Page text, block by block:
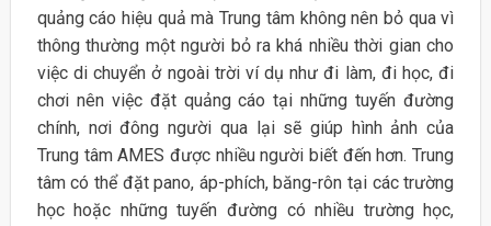
quảng cáo hiệu quả mà Trung tâm không nên bỏ qua vì
thông thường một người bỏ ra khá nhiều thời gian cho
việc di chuyển ở ngoài trời ví dụ như đi làm, đi học, đi
chơi nên việc đặt quảng cáo tại những tuyến đường
chính, nơi đông người qua lại sẽ giúp hình ảnh của
Trung tâm AMES được nhiều người biết đến hơn. Trung
tâm có thể đặt pano, áp-phích, băng-rôn tại các trường
học hoặc những tuyến đường có nhiều trường học,